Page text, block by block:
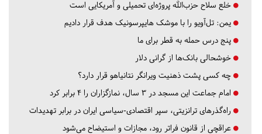
خلع سلاح حزب‌الله پروژه‌ای تحمیلی و آمریکایی است
یمن: تل‌آویو را با موشک هایپرسونیک هدف قرار دادیم
پنج درس‌ حمله به قطر برای ما
خوشحالی بانک‌ها از گرانی دلار
چه کسی پشت ذهنیت ویرانگر نتانیاهو قرار دارد؟
امام جماعت این مسجد در ۳ سال، نمازگزاران را ۴ برابر کرد
راه‌گذرهای ترانزیتی، سپر اقتصادی-سیاسی ایران در برابر تهدیدات
عراقچی از قانون فراتر رود، مجازات و استیضاح می‌شود